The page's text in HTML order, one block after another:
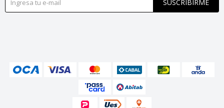
SUSCRIBIRME